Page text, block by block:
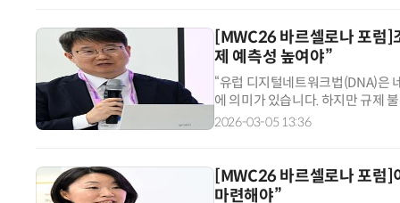
[MWC26 바르셀로나 포럼
제 예측성 높여야”
“유럽 디지털네트워크법(DNA)은
에 의미가 있습니다. 하지만 규제
높이는 차세대 네트워크 정책 시
2026-03-05 13:36
[MWC26 바르셀로나 포럼
마련해야”